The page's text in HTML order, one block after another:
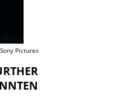
Pictures